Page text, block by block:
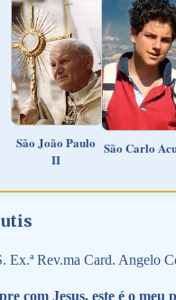
São João Paulo
II
São Carlo
Ex.ª Rev.ma Card. Angelo
com Jesus, este é o meu